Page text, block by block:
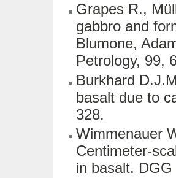
Grapes R.,
gabbro and
Blumone,
Petrology, 99,
Burkhard
basalt due to
328.
Wimmenauer
Centimeter-
in basalt.